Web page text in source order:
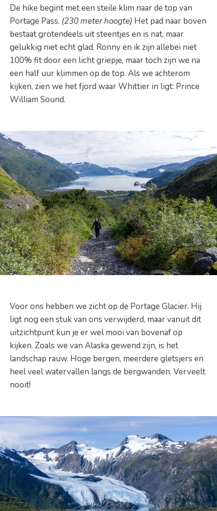
De hike begint met een steile klim naar de top van
Portage Pass. (230 meter hoogte) Het pad naar boven
bestaat grotendeels uit steentjes en is nat, maar
gelukkig niet echt glad. Ronny en ik zijn allebei niet
100% fit door een licht griepje, maar toch zijn we na
een half uur klimmen op de top. Als we achterom
kijken, zien we het fjord waar Whittier in ligt: Prince
William Sound.
Voor ons hebben we zicht op de Portage Glacier. Hij
ligt nog een stuk van ons verwijderd, maar vanuit dit
uitzichtpunt kun je er wel mooi van bovenaf op
kijken. Zoals we van Alaska gewend zijn, is het
landschap rauw. Hoge bergen, meerdere gletsjers en
heel veel watervallen langs de bergwanden. Verveelt
nooit!